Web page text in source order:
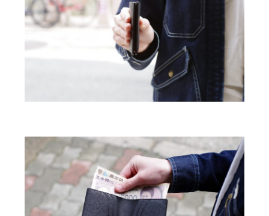
2023年5月 [4]
2023年4月 [6]
2023年3月 [2]
2023年2月 [4]
2022年10月 [1]
2022年9月 [1]
2022年8月 [1]
2022年5月 [1]